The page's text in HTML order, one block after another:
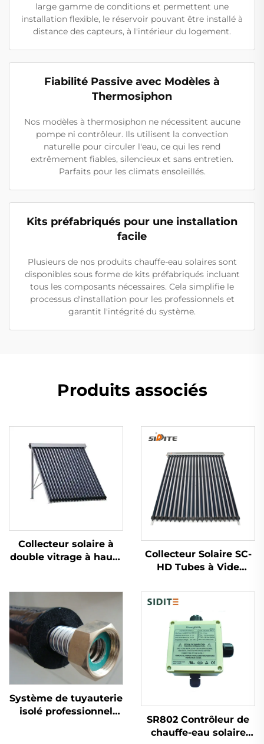
large gamme de conditions et permettent une
installation flexible, le réservoir pouvant être installé à
distance des capteurs, à l'intérieur du logement.
Fiabilité Passive avec Modèles à
Thermosiphon
Nos modèles à thermosiphon ne nécessitent aucune
pompe ni contrôleur. Ils utilisent la convection
naturelle pour circuler l'eau, ce qui les rend
extrêmement fiables, silencieux et sans entretien.
Parfaits pour les climats ensoleillés.
Kits préfabriqués pour une installation
facile
Plusieurs de nos produits chauffe-eau solaires sont
disponibles sous forme de kits préfabriqués incluant
tous les composants nécessaires. Cela simplifie le
processus d'installation pour les professionnels et
garantit l'intégrité du système.
Produits associés
Collecteur solaire à
double vitrage à haute
responsable, en alliage
d'aluminium, avec
support pour chauffe-
eau solaire
Collecteur Solaire SC-
HD Tubes à Vide
de Chaleur Cuivre
Rouge Résistance à la
Température -35°C
Haut Libre-Service
Extérieur
Système de tuyauterie
isolé professionnel
SR802 Contrôleur de
chauffe-eau solaire